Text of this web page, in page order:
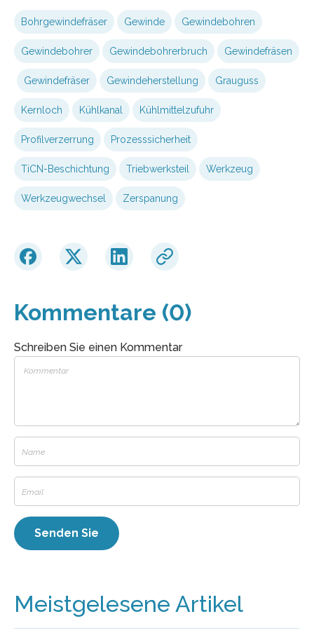
Bohrgewindefräser Gewinde Gewindebohren
Gewindebohrer Gewindebohrerbruch Gewindefräsen
Gewindefräser Gewindeherstellung Grauguss
Kernloch Kühlkanal Kühlmittelzufuhr
Profilverzerrung Prozesssicherheit
TiCN-Beschichtung Triebwerksteil Werkzeug
Werkzeugwechsel Zerspanung
Kommentare (0)
Schreiben Sie einen Kommentar
Meistgelesene Artikel